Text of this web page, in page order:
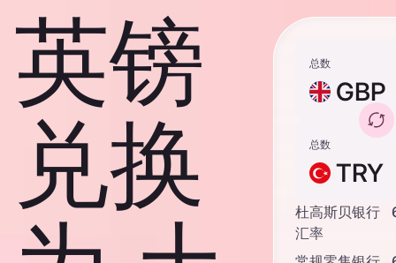
英镑
兑换
总数
GBP
总数
TRY
杜高斯贝银行
汇率